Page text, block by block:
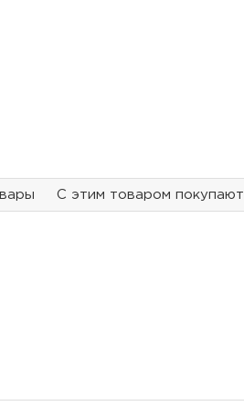
С этим товаром покупают